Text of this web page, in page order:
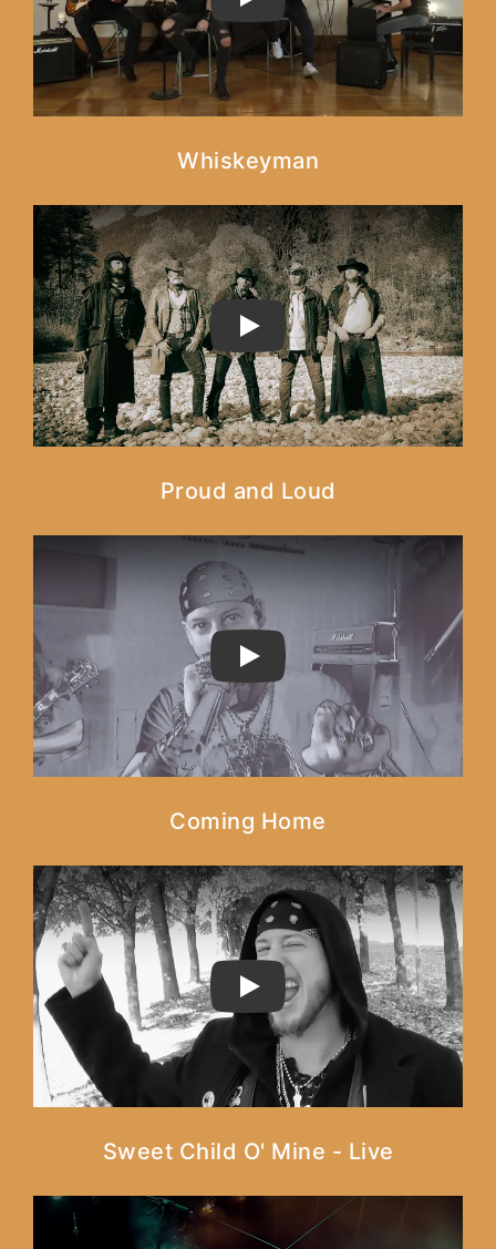
PLAY
Whiskeyman
Proud and Loud
Coming Home
Sweet Child O' Mine - Live